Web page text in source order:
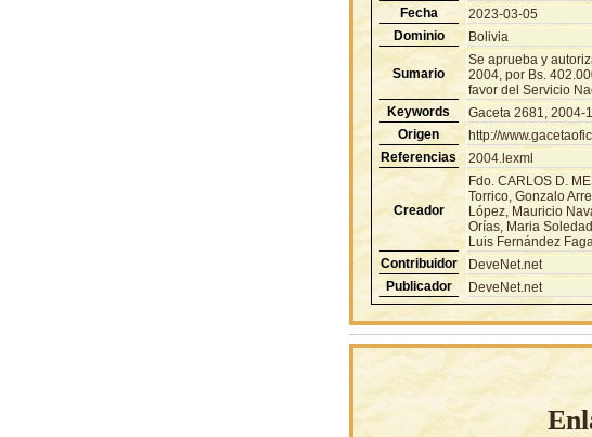
Fecha
2023-03-05
Dominio
Bolivia
Sumario
Se aprueba y
2004, por Bs.
favor del Servicio
Keywords
Gaceta 2681, 2004-
Origen
http://
Referencias
2004.lexml
Creador
Fdo. CARLOS D.
Torrico, Gonzalo
López, Mauricio
Orías, Maria
Luis Fernández
Contribuidor
DeveNet.net
Publicador
DeveNet.net